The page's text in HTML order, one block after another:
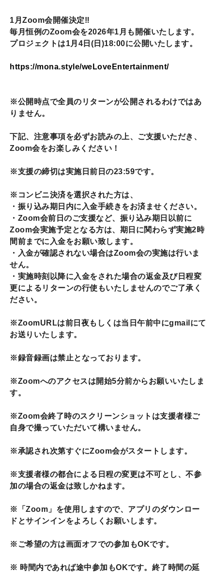
1月Zoom会開催決定‼️
毎月恒例のZoom会を2026年1月も開催いたします。
プロジェクトは1月4日(日)18:00に公開いたします。
https://mona.style/weLoveEntertainment/
※公開時点で全員のリターンが公開されるわけではあ
りません。
下記、注意事項を必ずお読みの上、ご支援いただき、
Zoom会をお楽しみください！
※支援の締切は実施日前日の23:59です。
※コンビニ決済を選択された方は、
・振り込み期日内に入金手続きをお済ませください。
・Zoom会前日のご支援など、振り込み期日以前に
Zoom会実施予定となる方は、期日に関わらず実施2時
間前までに入金をお願い致します。
・入金が確認されない場合はZoom会の実施は行いま
せん。
・実施時刻以降に入金をされた場合の返金及び日程変
更によるリターンの行使もいたしませんのでご了承く
ださい。
※ZoomURLは前日夜もしくは当日午前中にgmailにて
お送りいたします。
※録音録画は禁止となっております。
※Zoomへのアクセスは開始5分前からお願いいたしま
す。
※Zoom会終了時のスクリーンショットは支援者様ご
自身で撮っていただいて構いません。
※承認され次第すぐにZoom会がスタートします。
※支援者様の都合による日程の変更は不可とし、不参
加の場合の返金は致しかねます。
※「Zoom」を使用しますので、アプリのダウンロー
ドとサインインをよろしくお願いします。
※ご希望の方は画面オフでの参加もOKです。
※ 時間内であれば途中参加もOKです。終了時間の延